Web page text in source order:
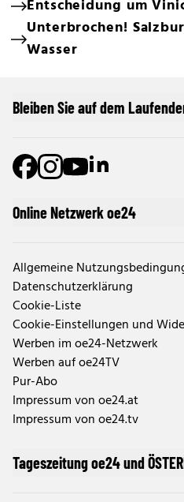
Entscheidung um
Unterbrochen!
Wasser
Online Netzwerk oe24
Allgemeine
Datenschutzerklärung
Cookie-Liste
Cookie-Einstellungen und
Werben im oe24-Netzwerk
Werben auf oe24TV
Pur-Abo
Impressum von oe24.at
Impressum von oe24.tv
Tageszeitung oe24 und
Bleiben Sie auf dem